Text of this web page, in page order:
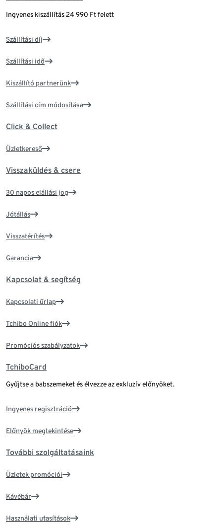
Ingyenes kiszállítás 24 990 Ft felett
Szállítási díj
Szállítási idő
Kiszállító partnerünk
Szállítási cím módosítása
Click & Collect
Üzletkereső
Visszaküldés & csere
30 napos elállási jog
Jótállás
Visszatérítés
Garancia
Kapcsolat & segítség
Kapcsolati űrlap
Tchibo Online fiók
Promóciós szabályzatok
TchiboCard
Gyűjtse a babszemeket és élvezze az exkluzív előnyöket.
Ingyenes regisztráció
Előnyök megtekintése
További szolgáltatásaink
Üzletek promóciói
Kávébár
Használati utasítások